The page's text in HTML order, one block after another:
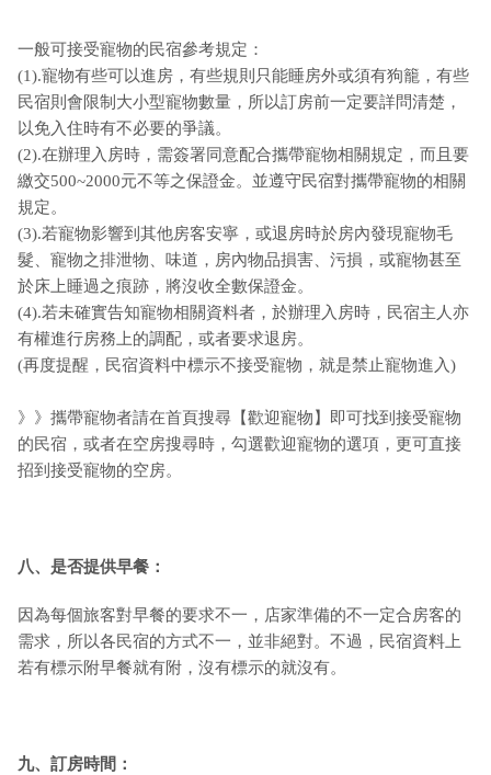
一般可接受寵物的民宿參考規定：
(1).寵物有些可以進房，有些規則只能睡房外或須有狗籠，有些
民宿則會限制大小型寵物數量，所以訂房前一定要詳問清楚，
以免入住時有不必要的爭議。
(2).在辦理入房時，需簽署同意配合攜帶寵物相關規定，而且要
繳交500~2000元不等之保證金。並遵守民宿對攜帶寵物的相關
規定。
(3).若寵物影響到其他房客安寧，或退房時於房內發現寵物毛
髮、寵物之排泄物、味道，房內物品損害、污損，或寵物甚至
於床上睡過之痕跡，將沒收全數保證金。
(4).若未確實告知寵物相關資料者，於辦理入房時，民宿主人亦
有權進行房務上的調配，或者要求退房。
(再度提醒，民宿資料中標示不接受寵物，就是禁止寵物進入)
》》攜帶寵物者請在首頁搜尋【歡迎寵物】即可找到接受寵物
的民宿，或者在空房搜尋時，勾選歡迎寵物的選項，更可直接
招到接受寵物的空房。
八、是否提供早餐：
因為每個旅客對早餐的要求不一，店家準備的不一定合房客的
需求，所以各民宿的方式不一，並非絕對。不過，民宿資料上
若有標示附早餐就有附，沒有標示的就沒有。
九、訂房時間：